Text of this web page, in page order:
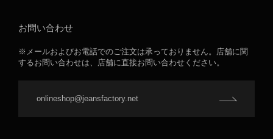
お問い合わせ
※メールおよびお電話でのご注文は承っておりません。店舗に関
するお問い合わせは、店舗に直接お問い合わせください。
onlineshop@jeansfactory.net